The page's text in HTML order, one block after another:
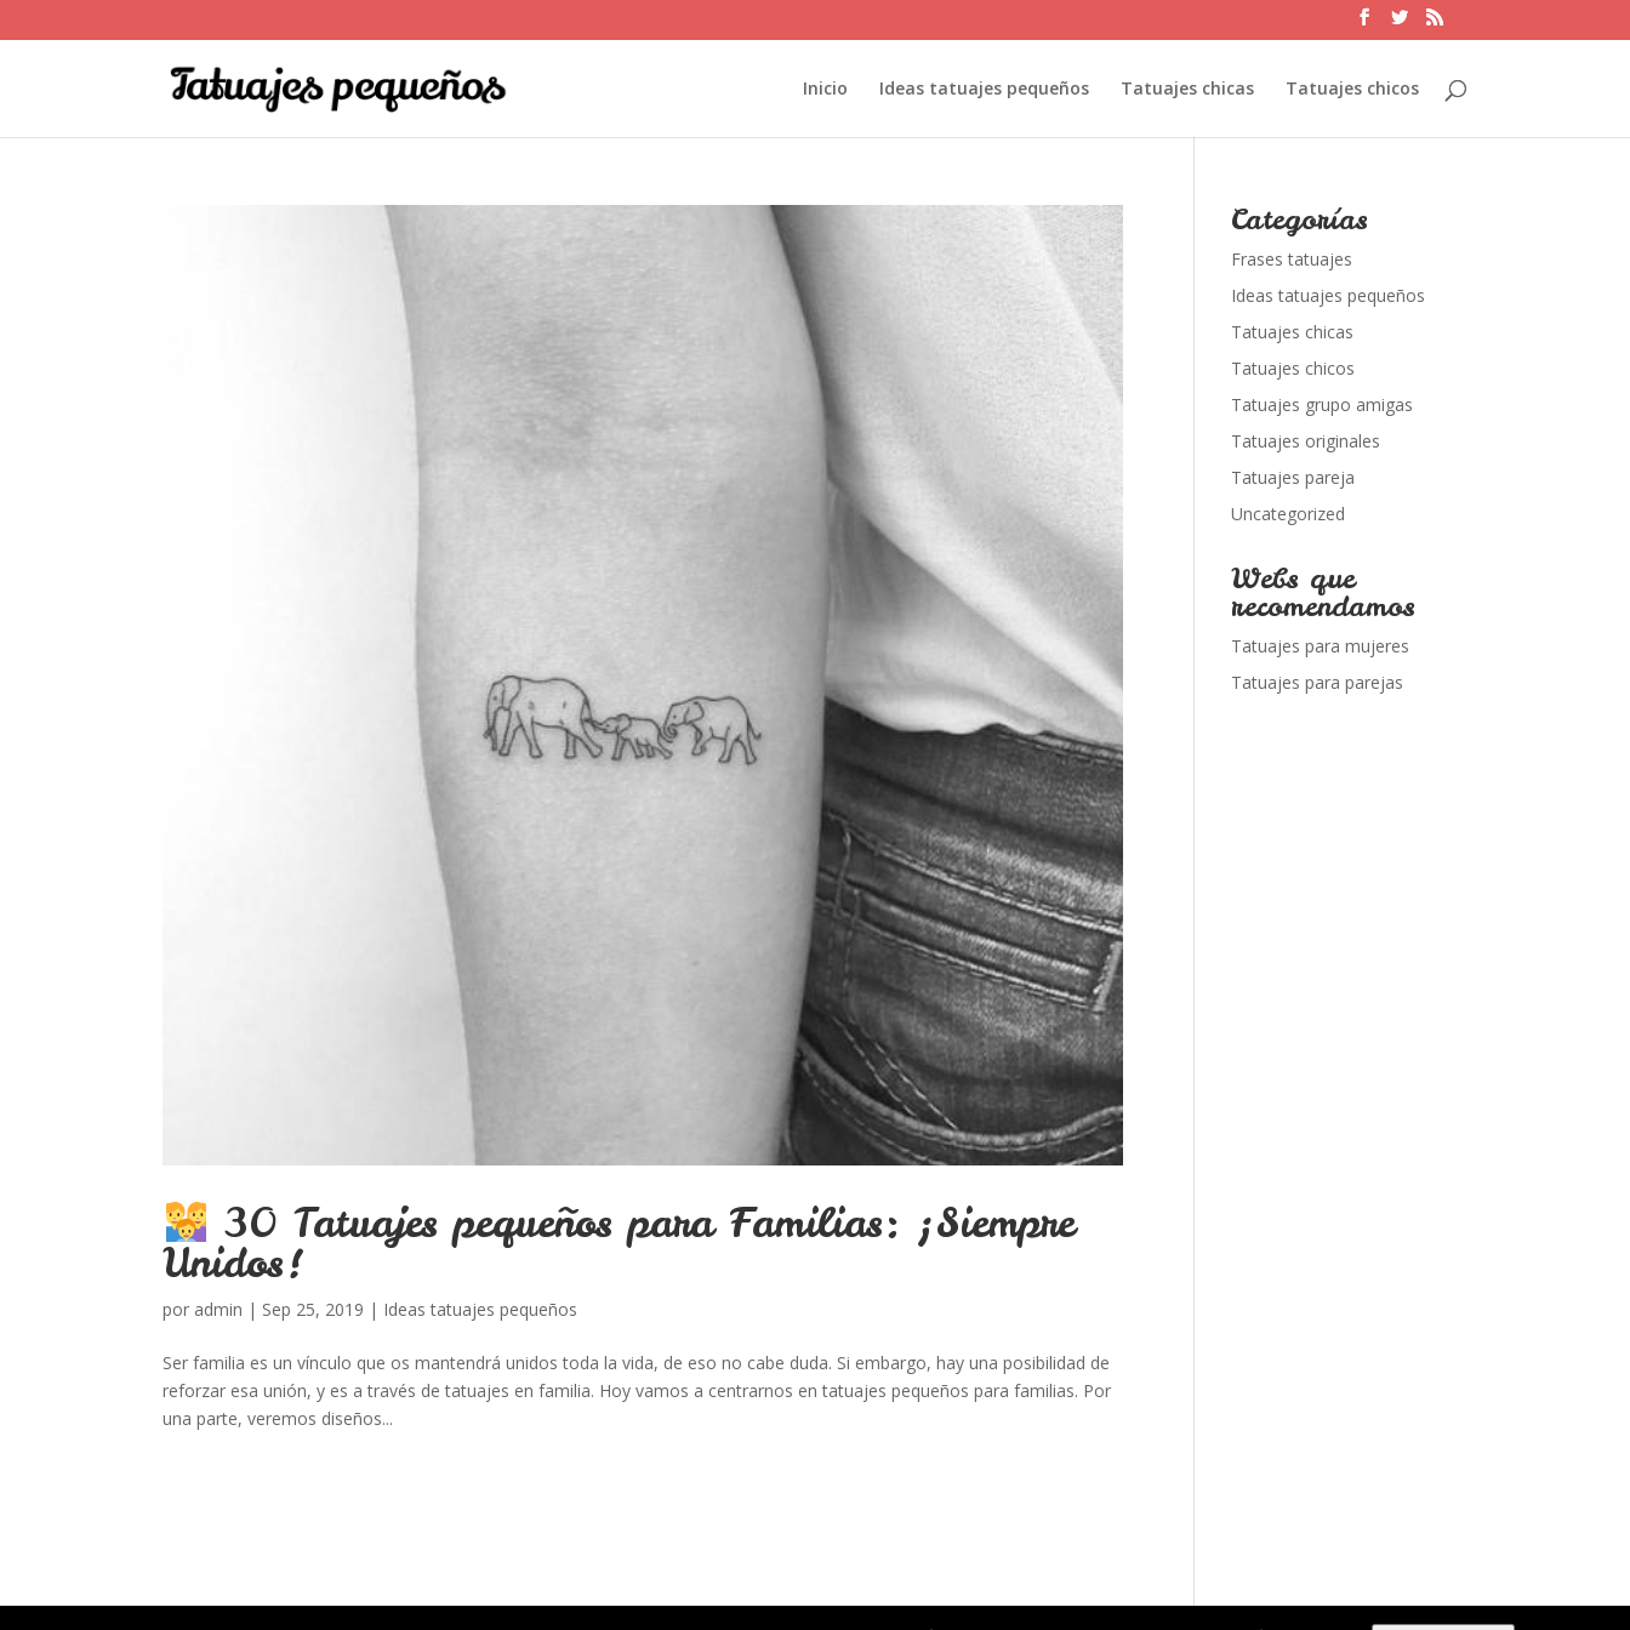
Inicio Ideas tatuajes pequeños Tatuajes chicas Tatuajes chicos
30 Tatuajes pequeños para Familias: ¡Siempre
Unidos!
por admin | Sep 25, 2019 | Ideas tatuajes pequeños
Ser familia es un vínculo que os mantendrá unidos toda la vida, de eso no cabe duda. Si embargo, hay una posibilidad de
reforzar esa unión, y es a través de tatuajes en familia. Hoy vamos a centrarnos en tatuajes pequeños para familias. Por
una parte, veremos diseños...
Categorías
Frases tatuajes
Ideas tatuajes pequeños
Tatuajes chicas
Tatuajes chicos
Tatuajes grupo amigas
Tatuajes originales
Tatuajes pareja
Uncategorized
Webs que
recomendamos
Tatuajes para mujeres
Tatuajes para parejas